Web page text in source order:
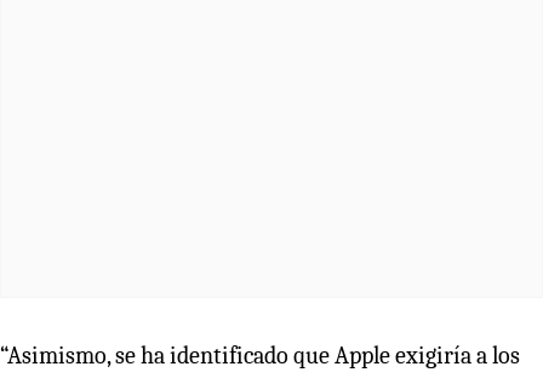
“Asimismo, se ha identificado que Apple exigiría a los